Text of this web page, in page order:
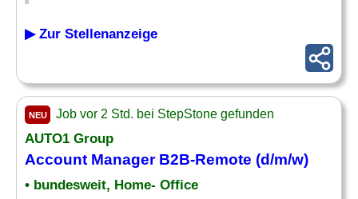
▶ Zur Stellenanzeige
NEU Job vor 2 Std. bei StepStone gefunden
AUTO1 Group
Account Manager B2B-Remote (d/m/w)
• bundesweit, Home- Office